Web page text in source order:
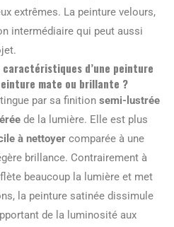
extrêmes. La peinture velours,
intermédiaire qui peut aussi
d’une peinture
mate ou brillante ?
par sa finition semi-lustrée
de la lumière. Elle est plus
à nettoyer comparée à une
brillance. Contrairement à
beaucoup la lumière et met
la peinture satinée dissimule
de la luminosité aux